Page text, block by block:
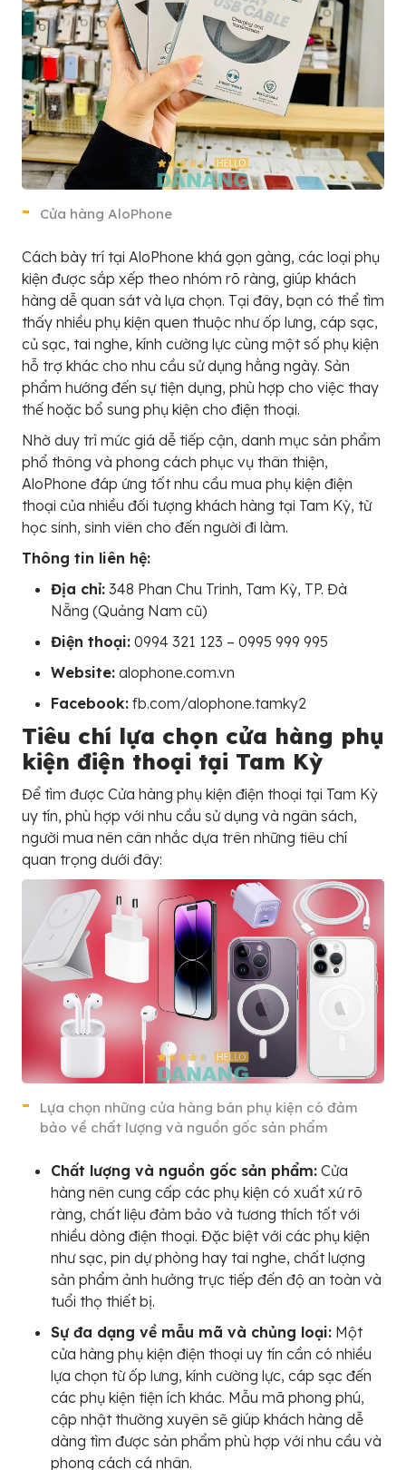
Cửa hàng AloPhone
Cách bày trí tại AloPhone khá gọn gàng, các loại phụ
kiện được sắp xếp theo nhóm rõ ràng, giúp khách
hàng dễ quan sát và lựa chọn. Tại đây, bạn có thể tìm
thấy nhiều phụ kiện quen thuộc như ốp lưng, cáp sạc,
củ sạc, tai nghe, kính cường lực cùng một số phụ kiện
hỗ trợ khác cho nhu cầu sử dụng hằng ngày. Sản
phẩm hướng đến sự tiện dụng, phù hợp cho việc thay
thế hoặc bổ sung phụ kiện cho điện thoại.
Nhờ duy trì mức giá dễ tiếp cận, danh mục sản phẩm
phổ thông và phong cách phục vụ thân thiện,
AloPhone đáp ứng tốt nhu cầu mua phụ kiện điện
thoại của nhiều đối tượng khách hàng tại Tam Kỳ, từ
học sinh, sinh viên cho đến người đi làm.
Thông tin liên hệ:
Địa chỉ: 348 Phan Chu Trinh, Tam Kỳ, TP. Đà
Nẵng (Quảng Nam cũ)
Điện thoại: 0994 321 123 – 0995 999 995
Website: alophone.com.vn
Facebook: fb.com/alophone.tamky2
Tiêu chí lựa chọn cửa hàng phụ
kiện điện thoại tại Tam Kỳ
Để tìm được Cửa hàng phụ kiện điện thoại tại Tam Kỳ
uy tín, phù hợp với nhu cầu sử dụng và ngân sách,
người mua nên cân nhắc dựa trên những tiêu chí
quan trọng dưới đây:
Lựa chọn những cửa hàng bán phụ kiện có đảm
bảo về chất lượng và nguồn gốc sản phẩm
Chất lượng và nguồn gốc sản phẩm: Cửa
hàng nên cung cấp các phụ kiện có xuất xứ rõ
ràng, chất liệu đảm bảo và tương thích tốt với
nhiều dòng điện thoại. Đặc biệt với các phụ kiện
như sạc, pin dự phòng hay tai nghe, chất lượng
sản phẩm ảnh hưởng trực tiếp đến độ an toàn và
tuổi thọ thiết bị.
Sự đa dạng về mẫu mã và chủng loại: Một
cửa hàng phụ kiện điện thoại uy tín cần có nhiều
lựa chọn từ ốp lưng, kính cường lực, cáp sạc đến
các phụ kiện tiện ích khác. Mẫu mã phong phú,
cập nhật thường xuyên sẽ giúp khách hàng dễ
dàng tìm được sản phẩm phù hợp với nhu cầu và
phong cách cá nhân.